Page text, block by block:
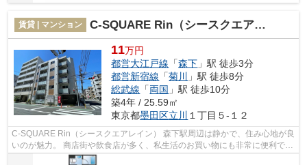
賃貸 | マンション C-SQUARE Rin（シースクエアレイン）
11万円
都営大江戸線 「森下 」駅 徒歩3分
都営新宿線 「菊川
」駅 徒歩8分
総武線 「両国 」駅 徒歩10分
築4年 / 25.59㎡
東京都墨田区立川 １丁目５-１２
C-SQUARE Rin（シースクエアレイン） 森下駅周辺は静かで、住み心地が良
いのが魅力。 商店街や飲食店が多く、私生活のお買い物にも非常に便利で
す。 また、隅田川が近いので、都会に...